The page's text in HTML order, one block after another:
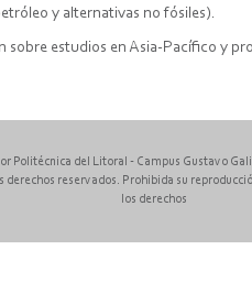
y alternativas no fósiles).
estudios en Asia-Pacífico y
Politécnica del Litoral - Campus Gustavo
reservados. Prohibida su
los derechos